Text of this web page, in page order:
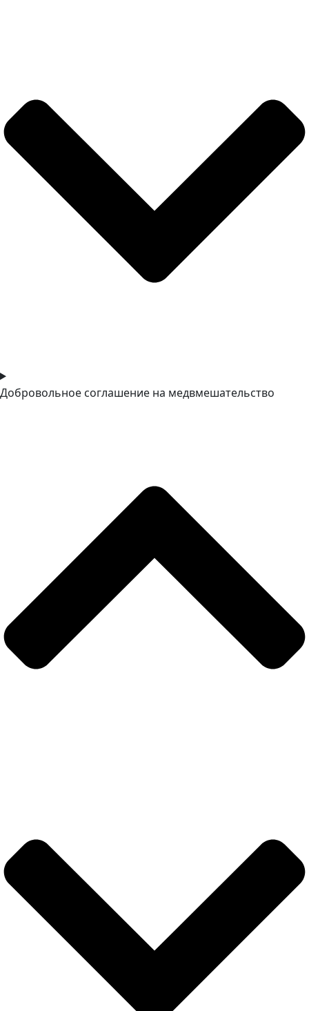
Добровольное соглашение на медвмешательство